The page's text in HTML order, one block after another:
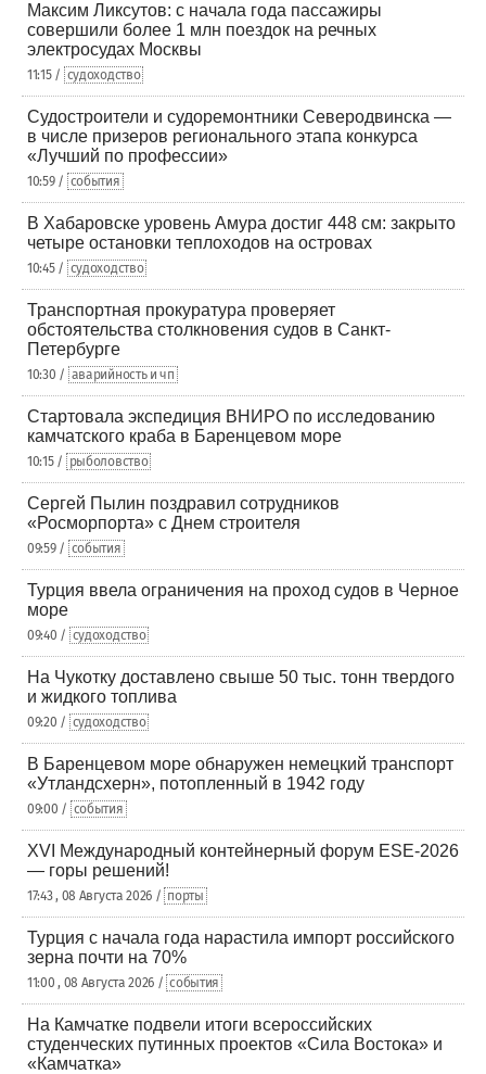
Максим Ликсутов: с начала года пассажиры
совершили более 1 млн поездок на речных
электросудах Москвы
11:15 / судоходство
Судостроители и судоремонтники Северодвинска —
в числе призеров регионального этапа конкурса
«Лучший по профессии»
10:59 / события
В Хабаровске уровень Амура достиг 448 см: закрыто
четыре остановки теплоходов на островах
10:45 / судоходство
Транспортная прокуратура проверяет
обстоятельства столкновения судов в Санкт-
Петербурге
10:30 / аварийность и чп
Стартовала экспедиция ВНИРО по исследованию
камчатского краба в Баренцевом море
10:15 / рыболовство
Сергей Пылин поздравил сотрудников
«Росморпорта» с Днем строителя
09:59 / события
Турция ввела ограничения на проход судов в Черное
море
09:40 / судоходство
На Чукотку доставлено свыше 50 тыс. тонн твердого
и жидкого топлива
09:20 / судоходство
В Баренцевом море обнаружен немецкий транспорт
«Утландсхерн», потопленный в 1942 году
09:00 / события
XVI Международный контейнерный форум ESE-2026
— горы решений!
17:43 , 08 Августа 2026 / порты
Турция с начала года нарастила импорт российского
зерна почти на 70%
11:00 , 08 Августа 2026 / события
На Камчатке подвели итоги всероссийских
студенческих путинных проектов «Сила Востока» и
«Камчатка»